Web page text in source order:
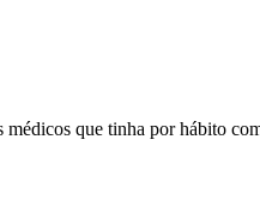
que tinha por hábito